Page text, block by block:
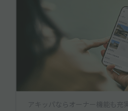
アキッパならオーナー機能も充実